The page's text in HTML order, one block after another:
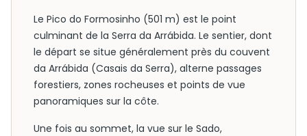
Le Pico do Formosinho (501 m) est le point
culminant de la Serra da Arrábida. Le sentier, dont
le départ se situe généralement près du couvent
da Arrábida (Casais da Serra), alterne passages
forestiers, zones rocheuses et points de vue
panoramiques sur la côte.
Une fois au sommet, la vue sur le Sado,